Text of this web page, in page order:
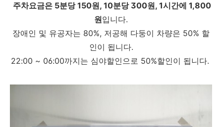
주차요금은 5분당 150원, 10분당 300원, 1시간에 1,800
원입니다.
장애인 및 유공자는 80%, 저공해 다둥이 차량은 50% 할
인이 됩니다.
22:00 ~ 06:00까지는 심야할인으로 50%할인이 됩니다.